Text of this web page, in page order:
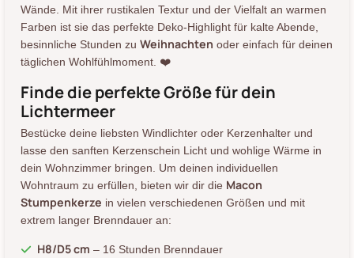
Wände. Mit ihrer rustikalen Textur und der Vielfalt an warmen
Farben ist sie das perfekte Deko-Highlight für kalte Abende,
besinnliche Stunden zu Weihnachten oder einfach für deinen
täglichen Wohlfühlmoment. ❤️
Finde die perfekte Größe für dein
Lichtermeer
Bestücke deine liebsten Windlichter oder Kerzenhalter und
lasse den sanften Kerzenschein Licht und wohlige Wärme in
dein Wohnzimmer bringen. Um deinen individuellen
Wohntraum zu erfüllen, bieten wir dir die Macon
Stumpenkerze in vielen verschiedenen Größen und mit
extrem langer Brenndauer an:
H8/D5 cm – 16 Stunden Brenndauer